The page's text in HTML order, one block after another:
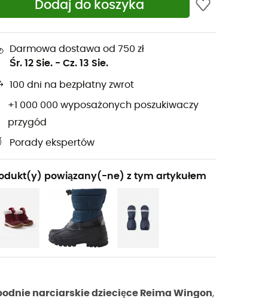
Dodaj do koszyka
Darmowa dostawa od 750 zł
Śr. 12 Sie. - Cz. 13 Sie.
100 dni na bezpłatny zwrot
+1 000 000 wyposażonych poszukiwaczy
przygód
Porady ekspertów
powiązany(-ne) z tym artykułem
narciarskie dziecięce Reima Wingon,